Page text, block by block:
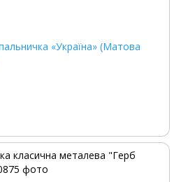
«Україна» (Матова